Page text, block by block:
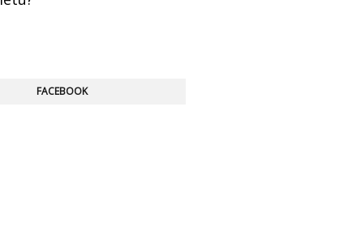
FACEBOOK